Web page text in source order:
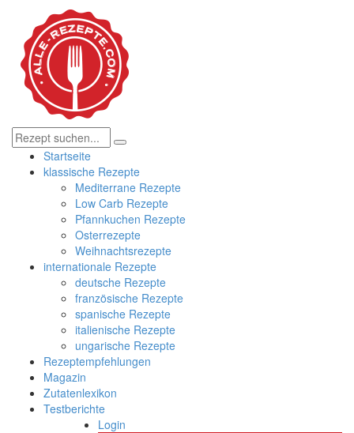
Startseite
klassische Rezepte
Mediterrane Rezepte
Low Carb Rezepte
Pfannkuchen Rezepte
Osterrezepte
Weihnachtsrezepte
internationale Rezepte
deutsche Rezepte
französische Rezepte
spanische Rezepte
italienische Rezepte
ungarische Rezepte
Rezeptempfehlungen
Magazin
Zutatenlexikon
Testberichte
Login